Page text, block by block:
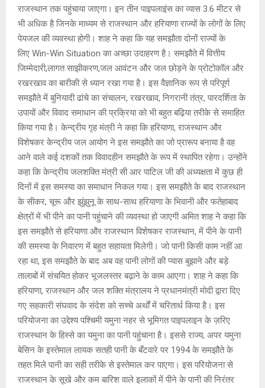
राजस्थान तक पहुंचाया जाएगा। इन तीन पाइपलाइंस का व्यास 3.6 मीटर से
भी अधिक है जिनके माध्यम से राजस्थान और हरियाणा राज्यों के लोगों के लिए
पेयजल की व्यवस्था होगी। शाह ने कहा कि यह समझौता दोनों राज्यों के
लिए Win-Win Situation का अच्छा उदाहरण है। समझौते में वित्तीय
जिम्मेदारी,लागत साझीकरण,जल आवंटन और जल छोड़ने के प्रोटोकॉल और
रखरखाव का बारीकी से ध्यान रखा गया है। इस वैज्ञानिक रूप से परिपूर्ण
समझौते में बुनियादी ढांचे का संचालन, रखरखाव, निगरानी तंत्र, पारदर्शिता के
उपायों और विवाद समाधान की प्रक्रिया को भी बहुत बढ़िया तरीके से समाहित
किया गया है। केन्द्रीय गृह मंत्री ने कहा कि हरियाणा, राजस्थान और
विशेषकर केन्द्रीय जल आयोग ने इस समझौते का जो प्रारूप बनाया है वह
आने वाले कई दशकों तक विवादहीन समझौते के रूप में स्थापित रहेगा। उन्होंने
कहा कि केन्द्रीय जलशक्ति मंत्री सी आर पाटिल जी की अध्यक्षता में कुछ ही
दिनों में इस समस्या का समाधान निकल गया। इस समझौते के बाद राजस्थान
के सीकर, चूरू और झुंझुनू के साथ-साथ हरियाणा के भिवानी और फतेहाबाद
क्षेत्रों में भी पीने का पानी पहुंचाने की व्यवस्था हो जाएगी अमित शाह ने कहा कि
इस समझौते से हरियाणा और राजस्थान विशेषकर राजस्थान, में पीने के पानी
की समस्या के निवारण में बहुत सहायता मिलेगी। जो पानी किसी काम नहीं आ
रहा था, इस समझौते के बाद अब वह पानी लोगों की प्यास बुझाने और बड़े
तालाबों में संचयित होकर भूजलस्तर बढ़ाने के काम आएगा। शाह ने कहा कि
हरियाणा, राजस्थान और जल शक्ति मंत्रालय ने प्रधानमंत्री मोदी द्वारा दिए
गए सहकारी संघवाद के संदेश को सच्चे अर्थों में चरितार्थ किया है। इस
परियोजना का उद्देश्य पश्चिमी यमुना नहर से भूमिगत पाइपलाइन के ज़रिए
राजस्थान के हिस्से का यमुना का पानी पहुंचाना है। इससे राज्य, अपर यमुना
बेसिन के इस्तेमाल लायक सतही पानी के बँटवारे पर 1994 के समझौते के
तहत मिले पानी का सही तरीके से इस्तेमाल कर पाएगा। इस परियोजना से
राजस्थान के सूखे और कम बारिश वाले इलाकों में पीने के पानी की निरंतर